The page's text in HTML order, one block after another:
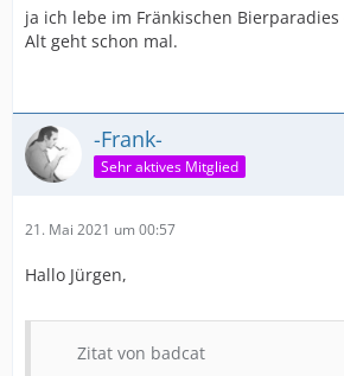
ja ich lebe im Fränkischen
Alt geht schon mal.
-Frank-
Sehr aktives Mitglied
21. Mai 2021 um 00:57
Hallo Jürgen,
Zitat von badcat